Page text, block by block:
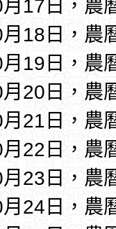
17日，農
18日，農
19日，農
20日，農
21日，農
22日，農
23日，農
24日，農